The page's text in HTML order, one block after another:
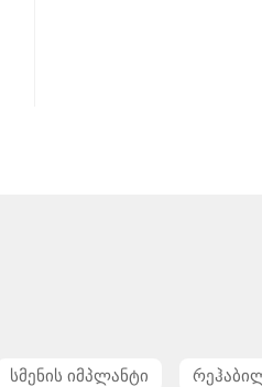
სმენის იმპლანტი